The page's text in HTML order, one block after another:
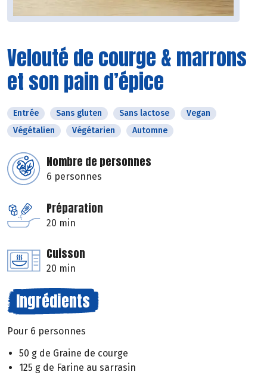
Velouté de courge & marrons
et son pain d’épice
Entrée Sans gluten Sans lactose
Vegan
Végétalien
Végétarien Automne
Nombre de personnes
6 personnes
Préparation
20 min
Cuisson
20 min
Ingrédients
Pour 6 personnes
50 g de Graine de courge
125 g de Farine au sarrasin